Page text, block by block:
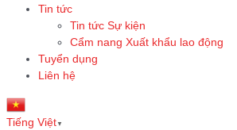
Tin tức
Tin tức Sự kiện
Cẩm nang Xuất khẩu lao động
Tuyển dụng
Liên hệ
Tiếng Việt ▼